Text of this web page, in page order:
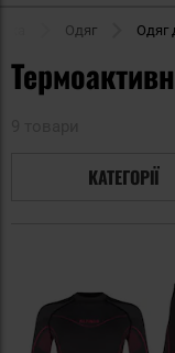
Одяг Одяг
КАТЕГОРІЇ